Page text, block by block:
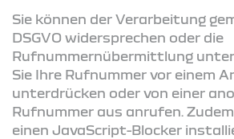
Sie können der Verarbeitung
DSGVO widersprechen oder die
Rufnummernübermittlung
Sie Ihre Rufnummer vor einem
unterdrücken oder von einer
Rufnummer aus anrufen.
einen JavaScript-Blocker